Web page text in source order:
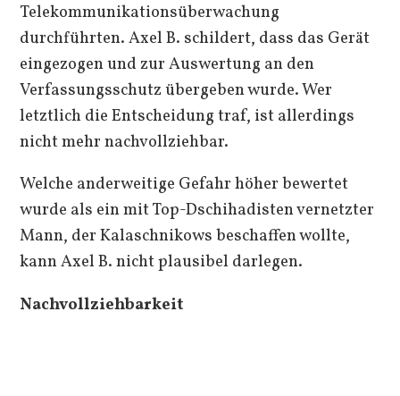
Telekommunikationsüberwachung
durchführten. Axel B. schildert, dass das Gerät
eingezogen und zur Auswertung an den
Verfassungsschutz übergeben wurde. Wer
letztlich die Entscheidung traf, ist allerdings
nicht mehr nachvollziehbar.
Welche anderweitige Gefahr höher bewertet
wurde als ein mit Top-Dschihadisten vernetzter
Mann, der Kalaschnikows beschaffen wollte,
kann Axel B. nicht plausibel darlegen.
Nachvollziehbarkeit